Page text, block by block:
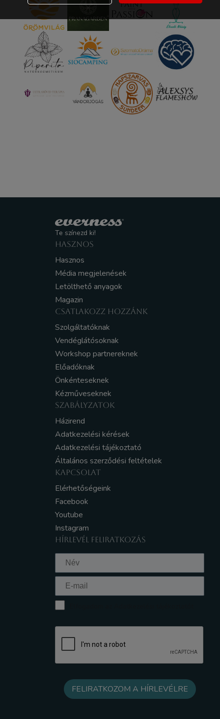
Te színezd ki!
HASZNOS
Hasznos
Média megjelenések
Letölthető anyagok
Magazin
CSATLAKOZZ HOZZÁNK
Szolgáltatóknak
Vendéglátósoknak
Workshop partnereknek
Előadóknak
Önkénteseknek
Kézműveseknek
SZABÁLYZATOK
Házirend
Adatkezelési kérések
Adatkezelési tájékoztató
Általános szerződési feltételek
KAPCSOLAT
Elérhetőségeink
Facebook
Youtube
Instagram
HÍRLEVÉL FELIRATKOZÁS